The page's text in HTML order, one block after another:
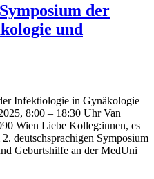
der
und
Infektiologie in Gynäkologie
8:00 – 18:30 Uhr Van
Wien Liebe Kolleg:innen, es
deutschsprachigen Symposium
Geburtshilfe an der MedUni